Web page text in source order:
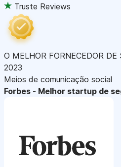
Truste Reviews
O MELHOR FORNECEDOR DE
2023
Meios de comunicação social
Forbes - Melhor startup de